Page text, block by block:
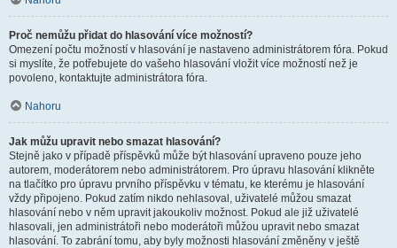
Proč nemůžu přidat do hlasování více možností?
Omezení počtu možností v hlasování je nastaveno administrátorem fóra. Pokud
si myslíte, že potřebujete do vašeho hlasování vložit více možností než je
povoleno, kontaktujte administrátora fóra.
Nahoru
Jak můžu upravit nebo smazat hlasování?
Stejně jako v případě příspěvků může být hlasování upraveno pouze jeho
autorem, moderátorem nebo administrátorem. Pro úpravu hlasování klikněte
na tlačítko pro úpravu prvního příspěvku v tématu, ke kterému je hlasování
vždy připojeno. Pokud zatím nikdo nehlasoval, uživatelé můžou smazat
hlasování nebo v něm upravit jakoukoliv možnost. Pokud ale již uživatelé
hlasovali, jen administrátoři nebo moderátoři můžou upravit nebo smazat
hlasování. To zabrání tomu, aby byly možnosti hlasování změněny v ještě